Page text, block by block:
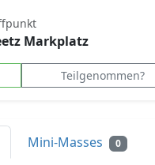
Markplatz
Teilgenommen?
Mini-Masses 0